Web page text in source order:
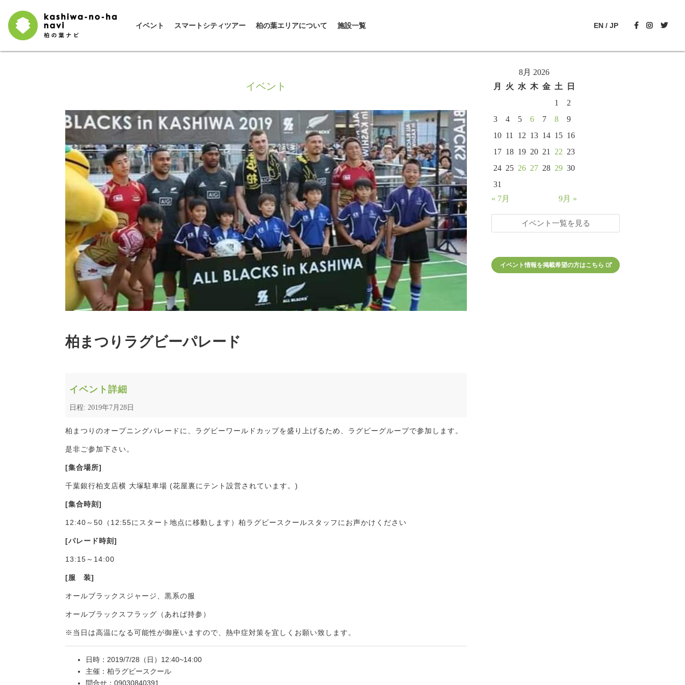
イベント スマートシティツアー 柏の葉エリアについて 施設一覧 EN / JP
イベント
柏まつりラグビーパレード
イベント詳細
日程: 2019年7月28日
柏まつりのオープニングパレードに、ラグビーワールドカップを盛り上げるため、ラグビーグループで参加します。
是非ご参加下さい。
[集合場所]
千葉銀行柏支店横 大塚駐車場 (花屋裏にテント設営されています。)
[集合時刻]
12:40～50（12:55にスタート地点に移動します）柏ラグビースクールスタッフにお声かけください
[パレード時刻]
13:15～14:00
[服 装]
オールブラックスジャージ、黒系の服
オールブラックスフラッグ（あれば持参）
※当日は高温になる可能性が御座いますので、熱中症対策を宜しくお願い致します。
日時：2019/7/28（日）12:40~14:00
主催：柏ラグビースクール
問合せ：09030840391
8月 2026
月
火 水 木 金 土
日
1
2
3
4 5 6 7 8
9
10 11 12 13 14 15 16
17 18 19 20 21 22 23
24 25 26 27 28 29 30
31
« 7月
9月 »
イベント一覧を見る
イベント情報を掲載希望の方はこちら